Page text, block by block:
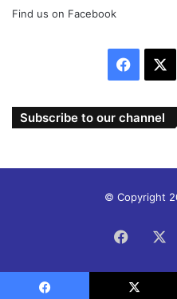
Find us on Facebook
Subscribe to our channel
© Copyright